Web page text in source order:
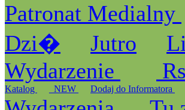
Patronat Medialny
Dzi�
Jutro
Wydarzenie
Katalog _NEW Dodaj do Informatora